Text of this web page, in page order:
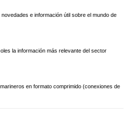
novedades e información útil sobre el mundo de
la información más relevante del sector
en formato comprimido (conexiones de